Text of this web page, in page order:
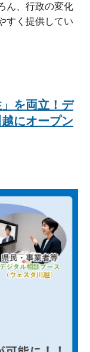
ん、行政の変化
すく提供してい
を両立！デ
にオープン